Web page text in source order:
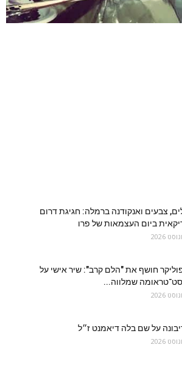
צבעים ואנקודנה ברמלה: חגיגת דרום
ביום העצמאות של פרו
פוליקר חושף את "הלם קרב": שיר אישי על
שמלווה...
על שם בלה דיאמנט ז״ל